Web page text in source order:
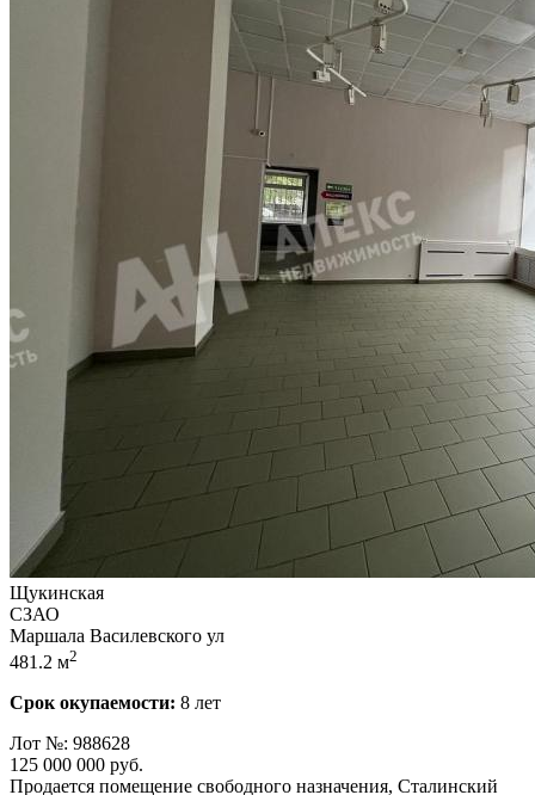
Щукинская
СЗАО
Маршала Василевского ул
481.2 м2
Срок окупаемости: 8 лет
Лот №: 988628
125 000 000 руб.
Продается помещение свободного назначения,­ Сталинский